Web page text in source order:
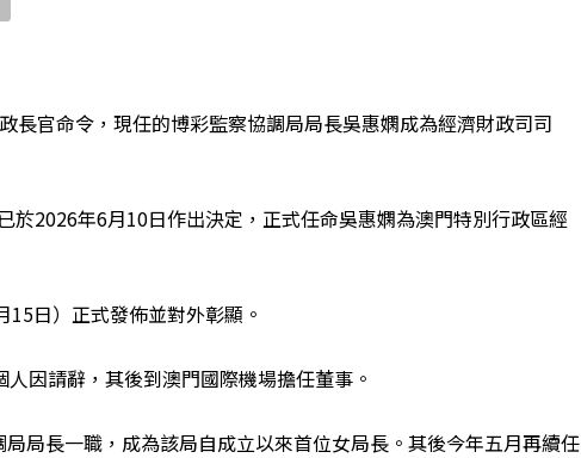
長官命令，現任的博彩監察協調局局長吳惠嫻成為經濟財政司司
於2026年6月10日作出決定，正式任命吳惠嫻為澳門特別行政區經
日）正式發佈並對外彰顯。
因請辭，其後到澳門國際機場擔任董事。
局長一職，成為該局自成立以來首位女局長。其後今年五月再續任